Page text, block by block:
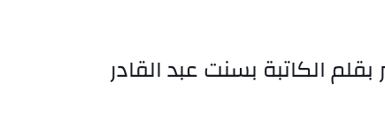
في ثوانٍ
الكاتبة بسنت عبد القادر